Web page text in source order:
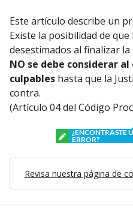
(Artículo 04 del Código
¿ENCONTRASTE
ERROR?
Revisa nuestra página de
Síguenos en: